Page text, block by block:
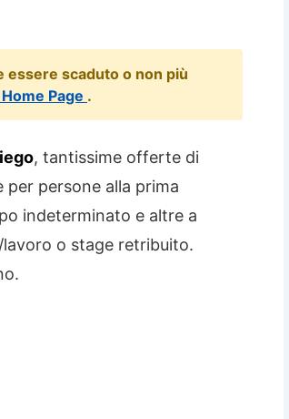
scaduto o non più
Page .
, tantissime offerte di
persone alla prima
indeterminato e altre a
o stage retribuito.